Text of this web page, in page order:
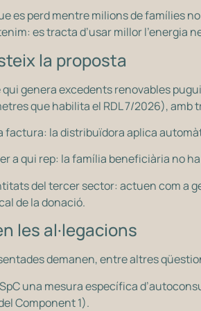
es perd mentre milions de famílies
es tracta d’usar millor l’energia
la proposta
qui genera excedents renovables
que habilita el RDL 7/2026),
factura: la distribuïdora aplica
a qui rep: la família beneficiària no
del tercer sector: actuen com a
de la donació.
les al·legacions
demanen, entre altres
una mesura específica
Component 1).